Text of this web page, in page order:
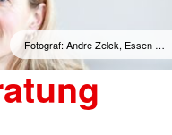
Fotograf: Andre Zelck, Essen …